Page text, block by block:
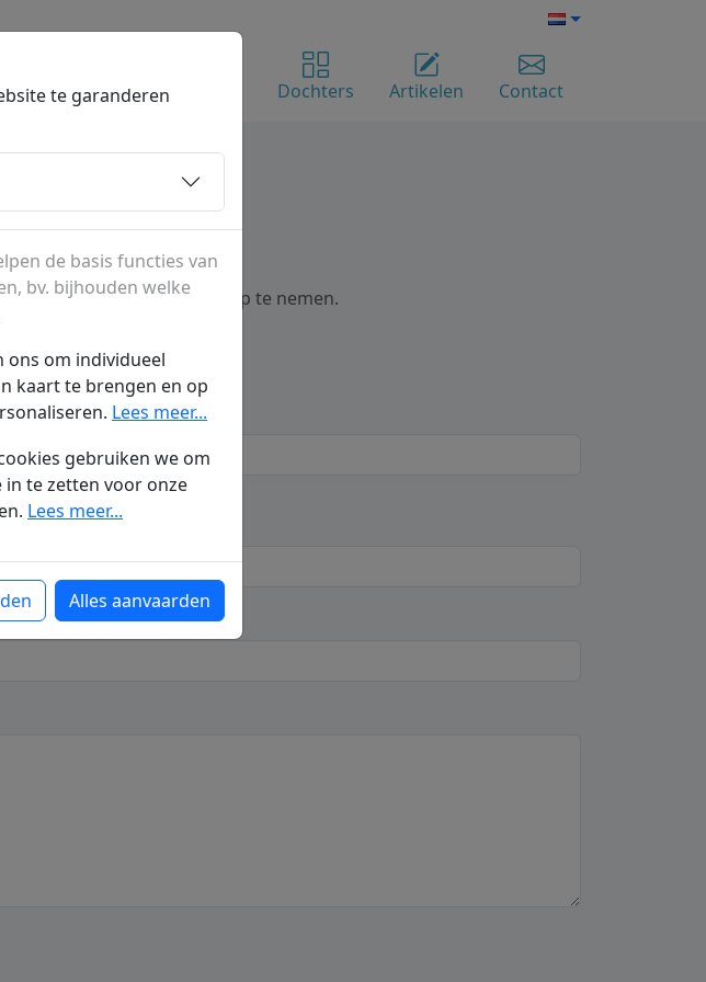
Dochters Artikelen Contact
in om contact met ons op te nemen.
nummer
te garanderen
de basis functies van
bv. bijhouden welke
ons om individueel
kaart te brengen en op
Lees meer...
gebruiken we om
te zetten voor onze
Lees meer...
Alles aanvaarden